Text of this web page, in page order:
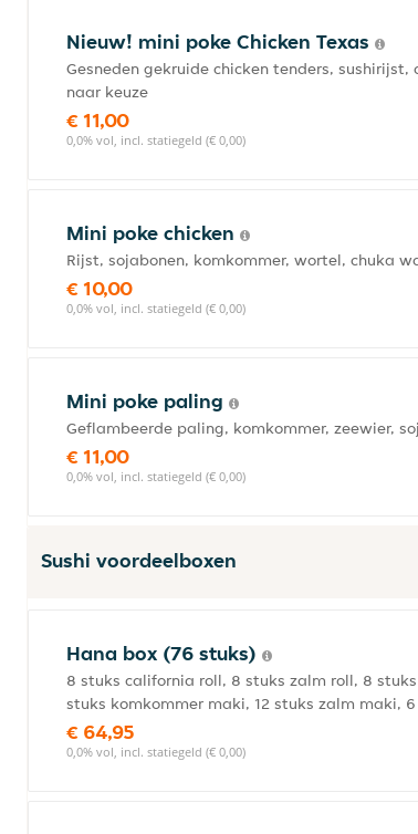
Nieuw! mini poke Chicken Texas
Gesneden gekruide chicken tenders,
naar keuze
€ 11,00
0,0% vol, incl. statiegeld (€ 0,00)
Mini poke chicken
Rijst, sojabonen, komkommer, wortel, chuka
€ 10,00
0,0% vol, incl. statiegeld (€ 0,00)
Mini poke paling
Geflambeerde paling, komkommer, zeewier,
€ 11,00
0,0% vol, incl. statiegeld (€ 0,00)
Sushi voordeelboxen
Hana box (76 stuks)
8 stuks california roll, 8 stuks zalm roll, 8
stuks komkommer maki, 12 stuks zalm maki,
€ 64,95
0,0% vol, incl. statiegeld (€ 0,00)